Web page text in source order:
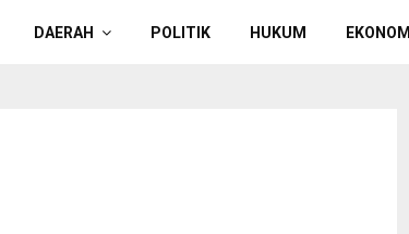
DAERAH POLITIK HUKUM EKONOMI